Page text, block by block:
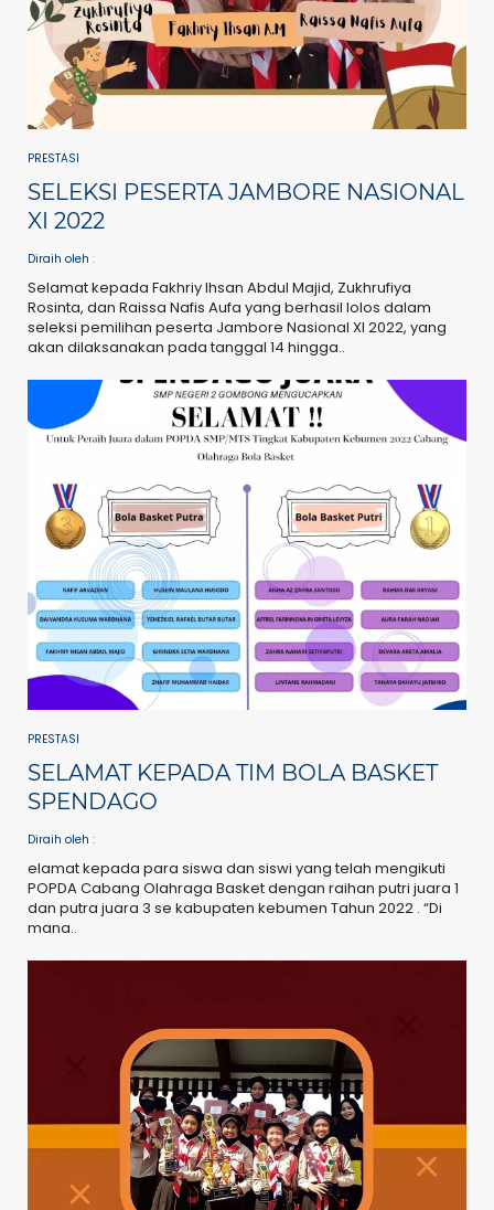
PRESTASI
SELEKSI PESERTA JAMBORE NASIONAL
XI 2022
Diraih oleh :
Selamat kepada Fakhriy Ihsan Abdul Majid, Zukhrufiya
Rosinta, dan Raissa Nafis Aufa yang berhasil lolos dalam
seleksi pemilihan peserta Jambore Nasional XI 2022, yang
akan dilaksanakan pada tanggal 14 hingga..
PRESTASI
SELAMAT KEPADA TIM BOLA BASKET
SPENDAGO
Diraih oleh :
elamat kepada para siswa dan siswi yang telah mengikuti
POPDA Cabang Olahraga Basket dengan raihan putri juara 1
dan putra juara 3 se kabupaten kebumen Tahun 2022 . “Di
mana..